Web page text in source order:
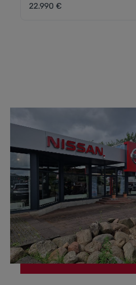
Regulärer Preis:
22.990 €